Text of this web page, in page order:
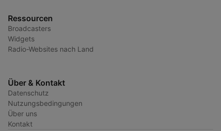
Ressourcen
Broadcasters
Widgets
Radio-Websites nach Land
Über & Kontakt
Datenschutz
Nutzungsbedingungen
Über uns
Kontakt